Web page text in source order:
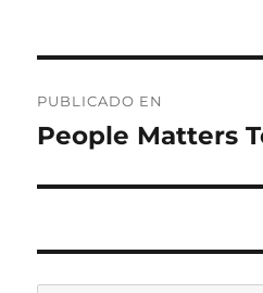
de
PUBLICADO EN
People Matters